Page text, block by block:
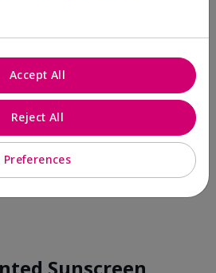
a un amigo
útil esta
Preferences
Reject All
Accept All